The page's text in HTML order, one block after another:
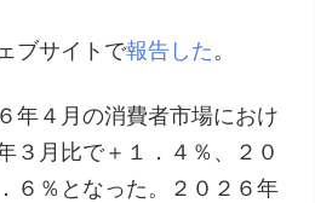
ブサイトで報告した。
年４月の消費者市場におけ
３月比で＋１．４％、２０
６％となった。２０２６年